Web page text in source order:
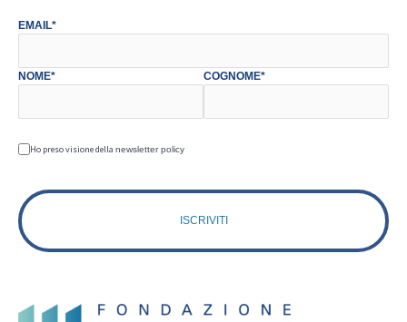
EMAIL*
NOME* COGNOME*
Ho preso visione della newsletter policy